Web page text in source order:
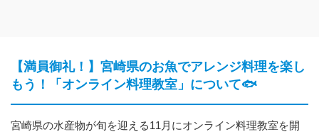
【満員御礼！】宮崎県のお魚でアレンジ料理を楽し
もう！「オンライン料理教室」について🐟
宮崎県の水産物が旬を迎える11月にオンライン料理教室を開